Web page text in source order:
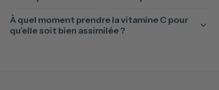
À quel moment prendre la vitamine C pour
qu’elle soit bien assimilée ?